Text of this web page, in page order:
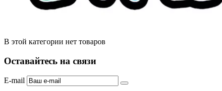
В этой категории нет товаров
Оставайтесь на связи
E-mail